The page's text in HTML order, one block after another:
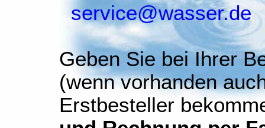
service@wasser.de
Geben Sie bei Ihrer
(wenn vorhanden
Erstbesteller